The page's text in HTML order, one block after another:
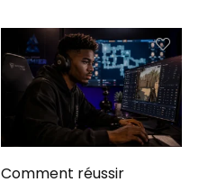
Comment réussir